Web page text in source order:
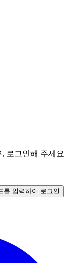
, 로그인해 주세요
를 입력하여 로그인